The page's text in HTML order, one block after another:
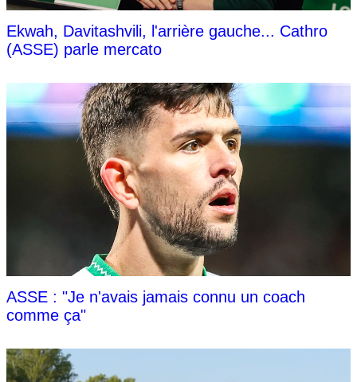
Ekwah, Davitashvili, l'arrière gauche... Cathro
(ASSE) parle mercato
ASSE : "Je n'avais jamais connu un coach
comme ça"